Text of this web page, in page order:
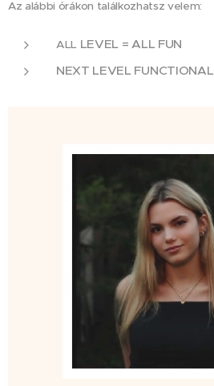
Az alábbi órákon találkozhatsz velem:
ALL LEVEL = ALL FUN
NEXT LEVEL FUNCTIONAL